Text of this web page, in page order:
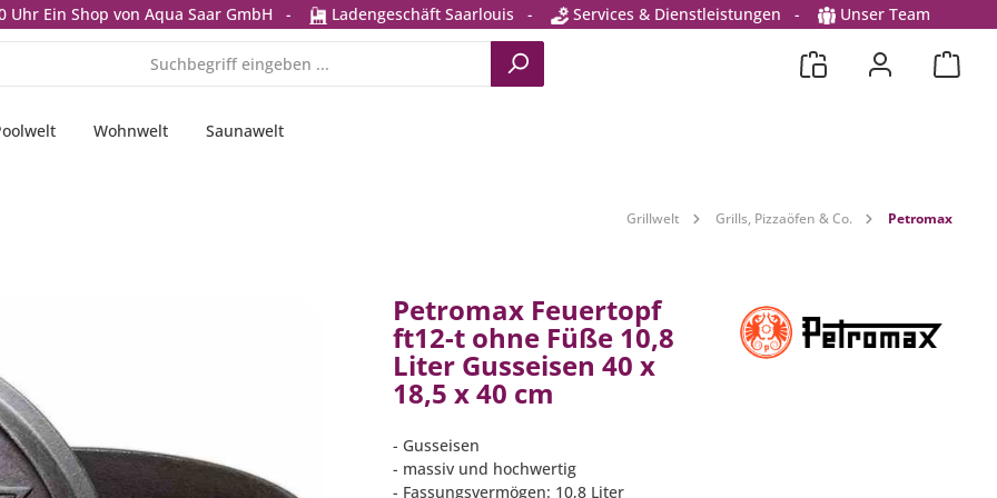
Uhr Ein Shop von Aqua Saar GmbH - Ladengeschäft Saarlouis - Services & Dienstleistungen - Unser Team
Wohnwelt Saunawelt
Grillwelt Grills, Pizzaöfen & Co. Petromax
Petromax Feuertopf
ft12-t ohne Füße 10,8
Liter Gusseisen 40 x
18,5 x 40 cm
- Gusseisen
- massiv und hochwertig
- Fassungsvermögen: 10,8 Liter